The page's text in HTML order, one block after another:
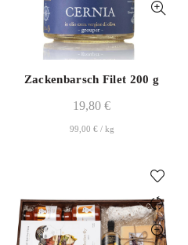
Zackenbarsch Filet 200 g
19,80 €
99,00 €/ kg